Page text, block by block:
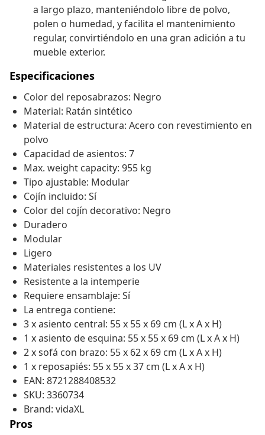
a largo plazo, manteniéndolo libre de polvo,
polen o humedad, y facilita el mantenimiento
regular, convirtiéndolo en una gran adición a tu
mueble exterior.
Especificaciones
Color del reposabrazos: Negro
Material: Ratán sintético
Material de estructura: Acero con revestimiento en
polvo
Capacidad de asientos: 7
Max. weight capacity: 955 kg
Tipo ajustable: Modular
Cojín incluido: Sí
Color del cojín decorativo: Negro
Duradero
Modular
Ligero
Materiales resistentes a los UV
Resistente a la intemperie
Requiere ensamblaje: Sí
La entrega contiene:
3 x asiento central: 55 x 55 x 69 cm (L x A x H)
1 x asiento de esquina: 55 x 55 x 69 cm (L x A x H)
2 x sofá con brazo: 55 x 62 x 69 cm (L x A x H)
1 x reposapiés: 55 x 55 x 37 cm (L x A x H)
EAN: 8721288408532
SKU: 3360734
Brand: vidaXL
Pros